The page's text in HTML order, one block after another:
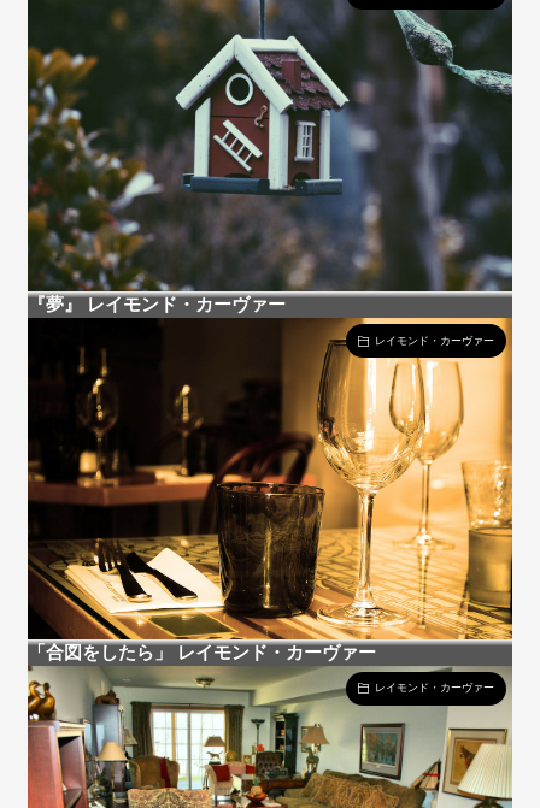
『夢』 レイモンド・カーヴァー
レイモンド・カーヴァー
「合図をしたら」 レイモンド・カーヴァー
レイモンド・カーヴァー